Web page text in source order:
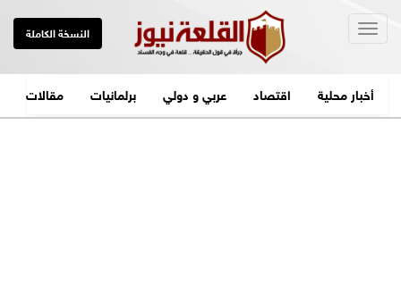
النسخة الكاملة
أخبار محلية اقتصاد عربي و دولي برلمانيات مقالات